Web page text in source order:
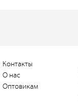
Контакты
О нас
Оптовикам